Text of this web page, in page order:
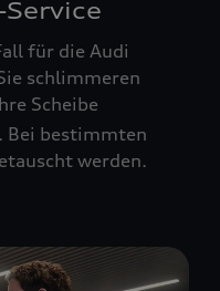
für die Audi
schlimmeren
Scheibe
Bei bestimmten
werden.